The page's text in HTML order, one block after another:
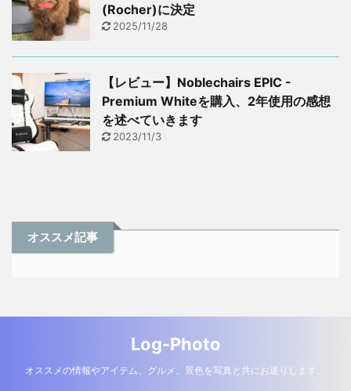
(Rocher)に決定
2025/11/28
【レビュー】Noblechairs EPIC -
Premium Whiteを購入、2年使用の感想
を述べていきます
2023/11/3
オススメ記事
Log-Photo
オススメの情報やアイテム、グルメ、景色を写真と共にお送りします。